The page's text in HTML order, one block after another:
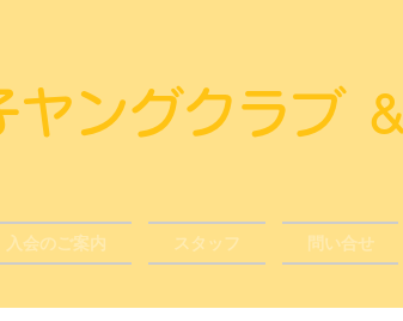
ヤングクラブ ＆
入会のご案内 スタッフ 問い合せ